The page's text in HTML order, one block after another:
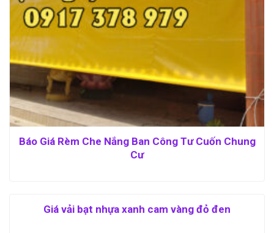
Báo Giá Rèm Che Nắng Ban Công Tư Cuốn Chung
Cư
Giá vải bạt nhựa xanh cam vàng đỏ đen